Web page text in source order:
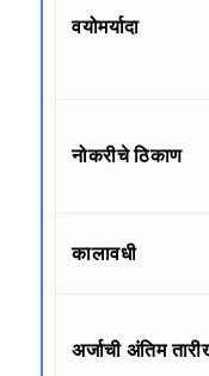
वयोमर्यादा
नोकरीचे ठिकाण
कालावधी
अर्जाची अंतिम